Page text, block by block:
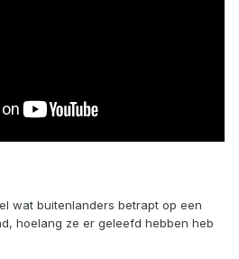
wat buitenlanders betrapt op een
hoelang ze er geleefd hebben heb